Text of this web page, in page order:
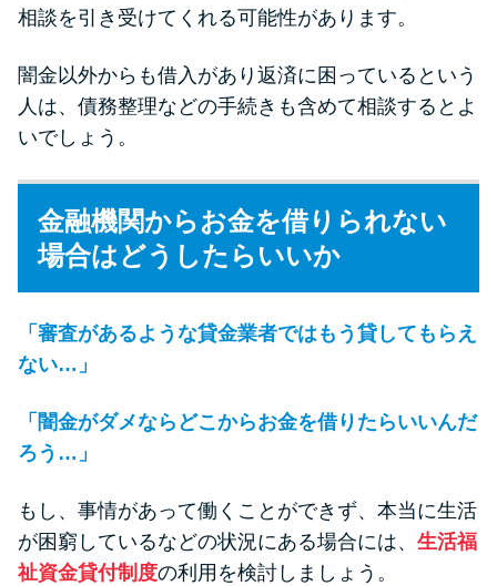
相談を引き受けてくれる可能性があります。
闇金以外からも借入があり返済に困っているという
人は、債務整理などの手続きも含めて相談するとよ
いでしょう。
金融機関からお金を借りられない
場合はどうしたらいいか
「審査があるような貸金業者ではもう貸してもらえ
ない…」
「闇金がダメならどこからお金を借りたらいいんだ
ろう…」
もし、事情があって働くことができず、本当に生活
が困窮しているなどの状況にある場合には、 生活福
祉資金貸付制度の利用を検討しましょう。